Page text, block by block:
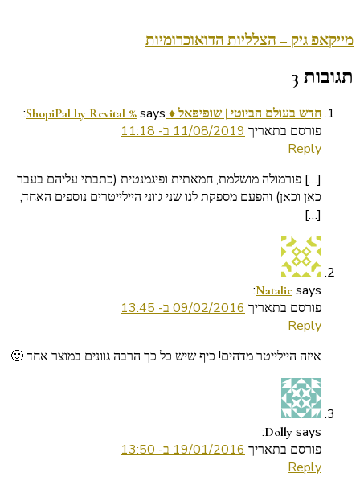
מייקאפ גיק – הצלליות הדואוכרומיות
תגובות 3
חדש בעולם הביוטי | שופּיפּאל ♦ ShopiPal by Revital % says:
פורסם בתאריך 11/08/2019 ב- 11:18
Reply
[…] פורמולה מושלמת, חמאתית ופיגמנטית (כתבתי עליהם בעבר
כאן וכאן) והפעם מספקת לנו שני גווני היילייטרים נוספים האחד,
[…]
Natalie says:
פורסם בתאריך 09/02/2016 ב- 13:45
Reply
איזה היילייטר מדהים! כיף שיש כל כך הרבה גוונים במוצר אחד 🙂
Dolly says:
פורסם בתאריך 19/01/2016 ב- 13:50
Reply